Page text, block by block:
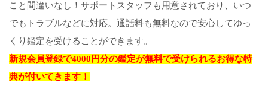
こと間違いなし！サポートスタッフも用意されており、いつ
でもトラブルなどに対応。通話料も無料なので安心してゆっ
くり鑑定を受けることができます。
新規会員登録で4000円分の鑑定が無料で受けられるお得な特
典が付いてきます！